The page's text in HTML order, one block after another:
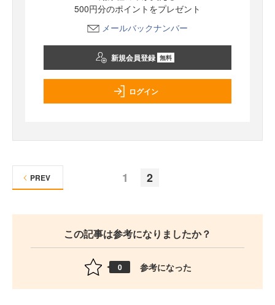
500円分のポイントをプレゼント
メールバックナンバー
新規会員登録 無料
ログイン
1 2
PREV
この記事は参考になりましたか？
0 参考になった